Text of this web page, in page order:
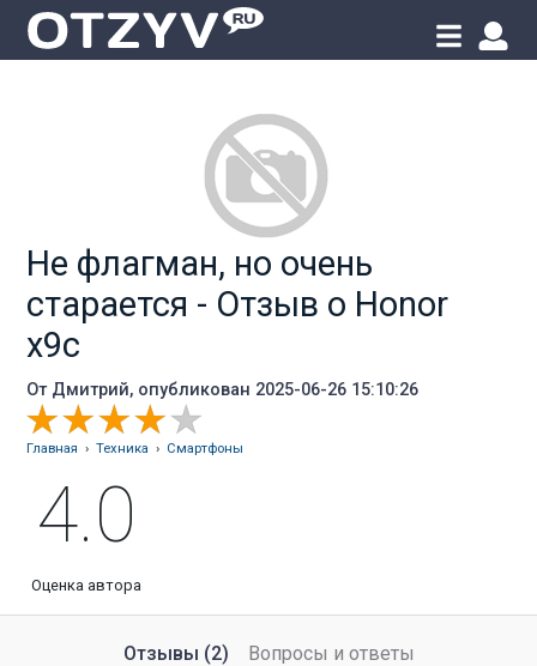
Не флагман, но очень
старается - Отзыв о Honor
x9c
От Дмитрий, опубликован 2025-06-26 15:10:26
Главная ›Техника › Смартфоны
4.0
Оценка автора
Отзывы (2) Вопросы и ответы